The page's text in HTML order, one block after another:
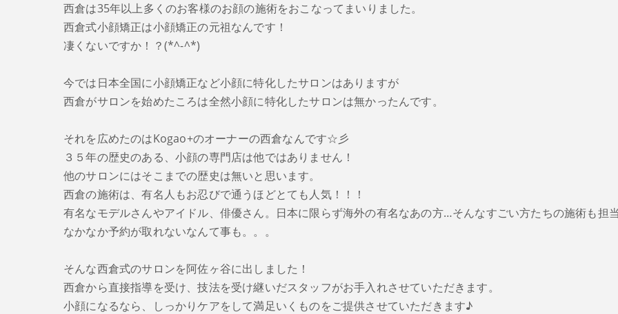
西倉は35年以上多くのお客様のお顔の施術をおこなってまいりました。
西倉式小顔矯正は小顔矯正の元祖なんです！
凄くないですか！？(*^-^*)
今では日本全国に小顔矯正など小顔に特化したサロンはありますが
西倉がサロンを始めたころは全然小顔に特化したサロンは無かったんです。
それを広めたのはKogao+のオーナーの西倉なんです☆彡
３５年の歴史のある、小顔の専門店は他ではありません！
他のサロンにはそこまでの歴史は無いと思います。
西倉の施術は、有名人もお忍びで通うほどとても人気！！！
有名なモデルさんやアイドル、俳優さん。日本に限らず海外の有名なあの方…そんなすごい方たちの施術も担
なかなか予約が取れないなんて事も。。。
そんな西倉式のサロンを阿佐ヶ谷に出しました！
西倉から直接指導を受け、技法を受け継いだスタッフがお手入れさせていただきます。
小顔になるなら、しっかりケアをして満足いくものをご提供させていただきます♪